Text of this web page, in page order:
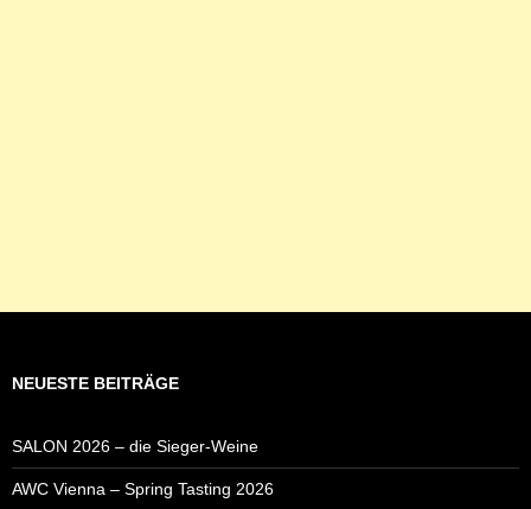
NEUESTE BEITRÄGE
SALON 2026 – die Sieger-Weine
AWC Vienna – Spring Tasting 2026